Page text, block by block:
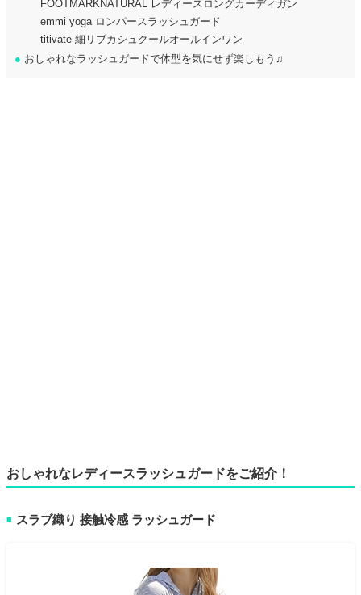
FOOTMARKNATURAL レディースロングカーディガン
emmi yoga ロンパースラッシュガード
titivate 細リブカシュクールオールインワン
● おしゃれなラッシュガードで体型を気にせず楽しもう♫
おしゃれなレディースラッシュガードをご紹介！
■ スラブ織り 接触冷感 ラッシュガード